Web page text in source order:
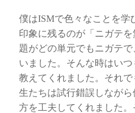
僕はISMで色々なことを学
印象に残るのが「ニガテ
題がどの単元でもニガテ
いました。そんな時はい
教えてくれました。それ
生たちは試行錯誤しなが
方を工夫してくれました